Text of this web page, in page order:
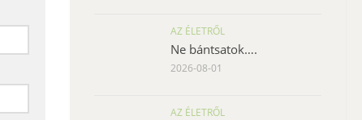
AZ ÉLETRŐL
Ne bántsatok….
2026-08-01
AZ ÉLETRŐL